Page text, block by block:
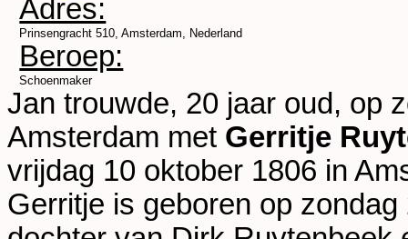
Adres:
Prinsengracht 510, Amsterdam, Nederland
Beroep:
Schoenmaker
Jan trouwde, 20 jaar oud, op
Amsterdam met Gerritje
vrijdag 10 oktober 1806 in
Gerritje is geboren op